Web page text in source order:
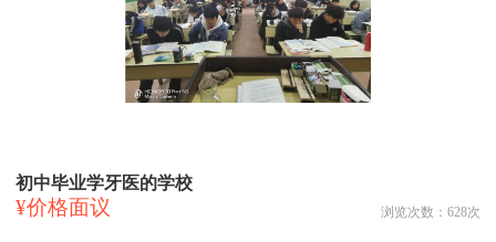
初中毕业学牙医的学校
¥价格面议 浏览次数： 628次